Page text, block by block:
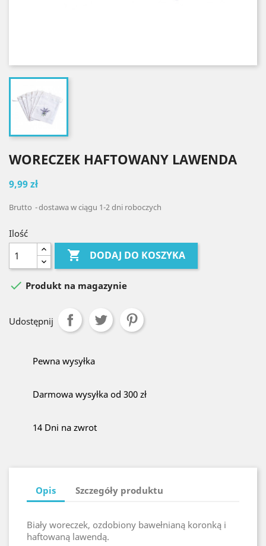
WORECZEK HAFTOWANY LAWENDA
9,99 zł
Brutto dostawa w ciągu 1-2 dni roboczych
Ilość
 DODAJ DO KOSZYKA
 Produkt na magazynie
Udostępnij
Pewna wysyłka
Darmowa wysyłka od 300 zł
14 Dni na zwrot
Opis Szczegóły produktu
Biały woreczek, ozdobiony bawełnianą koronką i
haftowaną lawendą.